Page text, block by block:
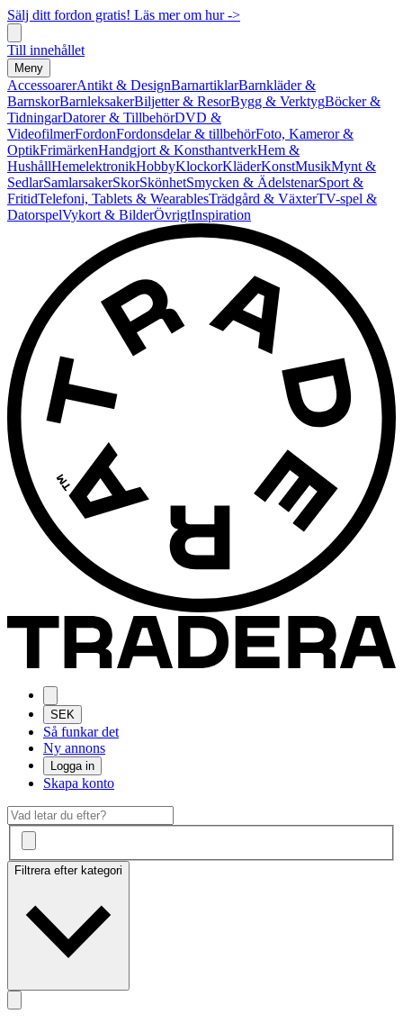
Sälj ditt fordon gratis! Läs mer om hur ->
Till innehållet
Meny
AccessoarerAntikt & DesignBarnartiklarBarnkläder &
BarnskorBarnleksakerBiljetter & ResorBygg & VerktygBöcker &
TidningarDatorer & TillbehörDVD &
VideofilmerFordonFordonsdelar & tillbehörFoto, Kameror &
OptikFrimärkenHandgjort & KonsthantverkHem &
HushållHemelektronikHobbyKlockorKläderKonstMusikMynt &
SedlarSamlarsakerSkorSkönhetSmycken & ÄdelstenarSport &
FritidTelefoni, Tablets & WearablesTrädgård & VäxterTV-spel &
DatorspelVykort & BilderÖvrigtInspiration
SEK
Så funkar det
Ny annons
Logga in
Skapa konto
Filtrera efter kategori